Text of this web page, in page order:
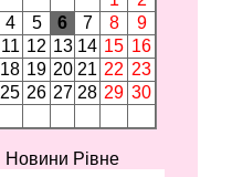
4 5 6 7 8
9
11 12 13 14 15 16
18 19 20 21 22 23
25 26 27 28 29 30
Новини Рівне